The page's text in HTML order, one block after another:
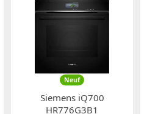
Neuf
Siemens iQ700
HR776G3B1